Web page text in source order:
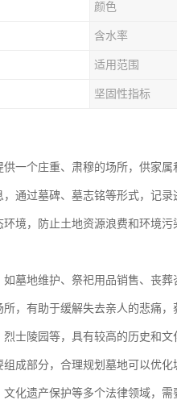
颜色
含水率
适用范围
坚固性指标
一个庄重、肃穆的场所，供家
通过墓碑、墓志铭等形式，记
境，防止土地资源浪费和环境
墓地维护、祭祀用品销售、丧
，有助于缓解失去亲人的悲痛
士陵园等，具有较高的历史和
成部分，合理规划墓地可以优
化遗产保护等多个法律领域，